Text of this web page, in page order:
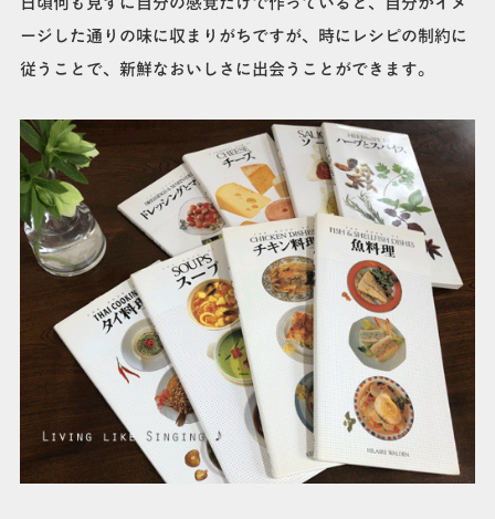
ージした通りの味に収まりがちですが、時にレシピの制約に
従うことで、新鮮なおいしさに出会うことができます。